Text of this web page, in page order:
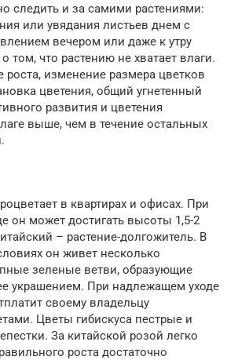
следить и за самими растениями:
или увядания листьев днем с
вечером или даже к утру
том, что растению не хватает влаги.
роста, изменение размера цветков
цветения, общий угнетенный
развития и цветения
выше, чем в течение остальных
в квартирах и офисах. При
он может достигать высоты 1,5-2
– растение-долгожитель. В
он живет несколько
зеленые ветви, образующие
украшением. При надлежащем уходе
своему владельцу
Цветы гибискуса пестрые и
За китайской розой легко
роста достаточно